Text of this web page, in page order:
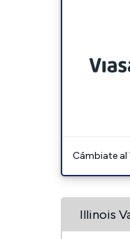
Cámbiate
Illinois